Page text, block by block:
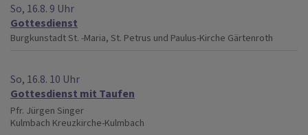
So, 16.8. 9 Uhr
Gottesdienst
BurgkunstadtSt. -Maria, St. Petrus und Paulus-Kirche Gärtenroth
So, 16.8. 10 Uhr
Gottesdienst mit Taufen
Pfr. Jürgen Singer
Kulmbach Kreuzkirche-Kulmbach